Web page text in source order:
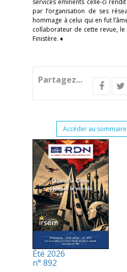
services éminents celle-ci
par l’organisation de ses
hommage à celui qui en fut
collaborateur de cette revue, le
Finistère. ♦
Partagez...
Accéder au
Été 2026
n° 892